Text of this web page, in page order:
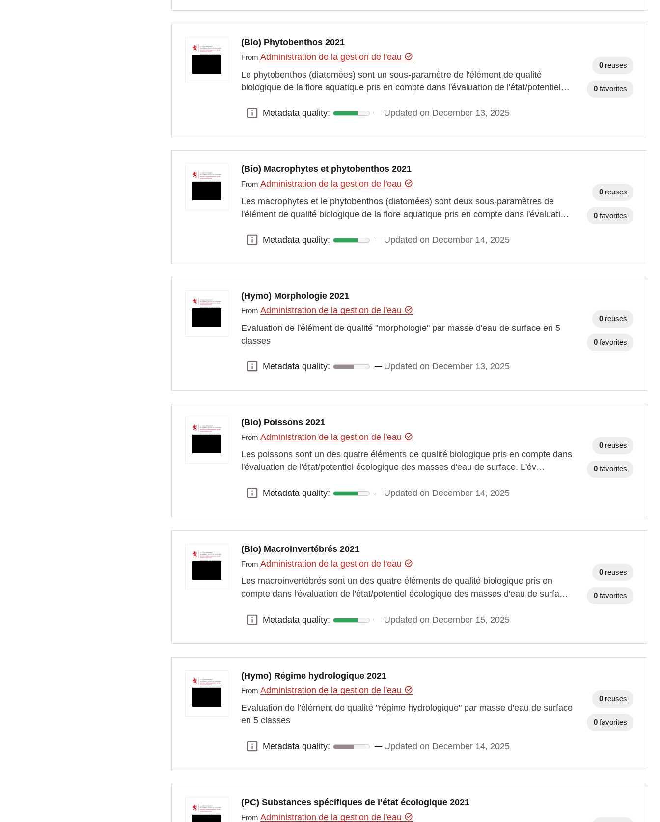
(Bio) Phytobenthos 2021
FromAdministration de la gestion de l'eau
Le phytobenthos (diatomées) sont un sous-paramètre de l'élément de qualité
biologique de la flore aquatique pris en compte dans l'évaluation de l'état/potentiel…
Metadata quality:
Metadata quality: Updated on December 13, 2025
0 reuses
0 favorites
(Bio) Macrophytes et phytobenthos 2021
FromAdministration de la gestion de l'eau
Les macrophytes et le phytobenthos (diatomées) sont deux sous-paramètres de
l'élément de qualité biologique de la flore aquatique pris en compte dans l'évaluati…
Metadata quality:
Metadata quality: Updated on December 14, 2025
0 reuses
0 favorites
(Hymo) Morphologie 2021
FromAdministration de la gestion de l'eau
Evaluation de l'élément de qualité "morphologie" par masse d'eau de surface en 5
classes
Metadata quality:
Metadata quality: Updated on December 13, 2025
0 reuses
0 favorites
(Bio) Poissons 2021
FromAdministration de la gestion de l'eau
Les poissons sont un des quatre éléments de qualité biologique pris en compte dans
l'évaluation de l'état/potentiel écologique des masses d'eau de surface. L'év…
Metadata quality:
Metadata quality: Updated on December 14, 2025
0 reuses
0 favorites
(Bio) Macroinvertébrés 2021
FromAdministration de la gestion de l'eau
Les macroinvertébrés sont un des quatre éléments de qualité biologique pris en
compte dans l'évaluation de l'état/potentiel écologique des masses d'eau de surfa…
Metadata quality:
Metadata quality: Updated on December 15, 2025
0 reuses
0 favorites
(Hymo) Régime hydrologique 2021
FromAdministration de la gestion de l'eau
Evaluation de l’élément de qualité "régime hydrologique" par masse d'eau de surface
en 5 classes
Metadata quality:
Metadata quality: Updated on December 14, 2025
0 reuses
0 favorites
(PC) Substances spécifiques de l’état écologique 2021
FromAdministration de la gestion de l'eau